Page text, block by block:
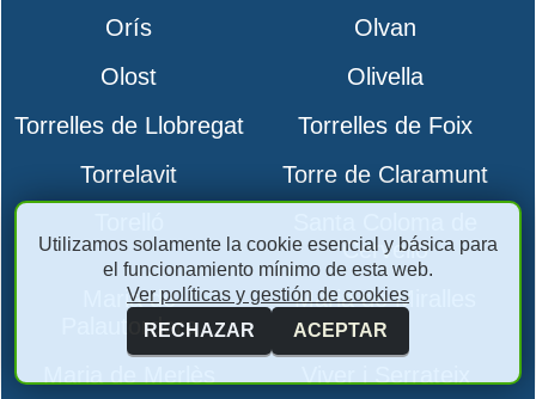
Orís
Olvan
Olost
Olivella
Torrelles de Llobregat
Torrelles de Foix
Torrelavit
Torre de Claramunt
Cervelló
Maria de
Palautordera
Maria de Miralles
Utilizamos solamente la cookie esencial y básica para
el funcionamiento mínimo de esta web.
Ver políticas y gestión de cookies
RECHAZAR
ACEPTAR